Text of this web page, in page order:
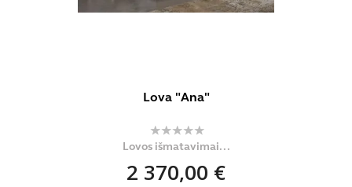
Lova "Ana"
Lovos išmatavimai...
2 370,00 €